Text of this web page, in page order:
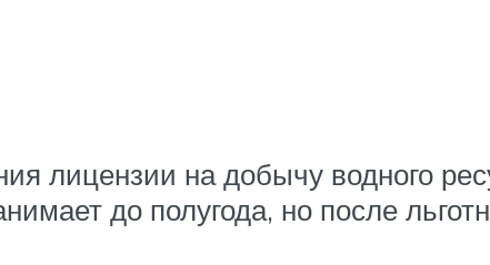
лицензии на добычу водного
до полугода, но после